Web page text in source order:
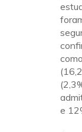
e